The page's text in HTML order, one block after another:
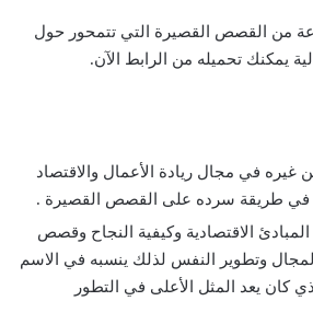
من القصص القصيرة التي تتمحور حول
يمكنك تحميله من الرابط الآن.
غيره في مجال ريادة الأعمال والاقتصاد
في طريقة سرده على القصص القصيرة .
الاقتصادية وكيفية النجاح وقصص
وتطوير النفس لذلك ينسبه في الاسم
كان يعد المثل الأعلى في التطور